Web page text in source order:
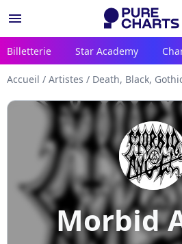
menu
Billetterie Star Academy
Accueil / Artistes / Death, Black,
Morbid